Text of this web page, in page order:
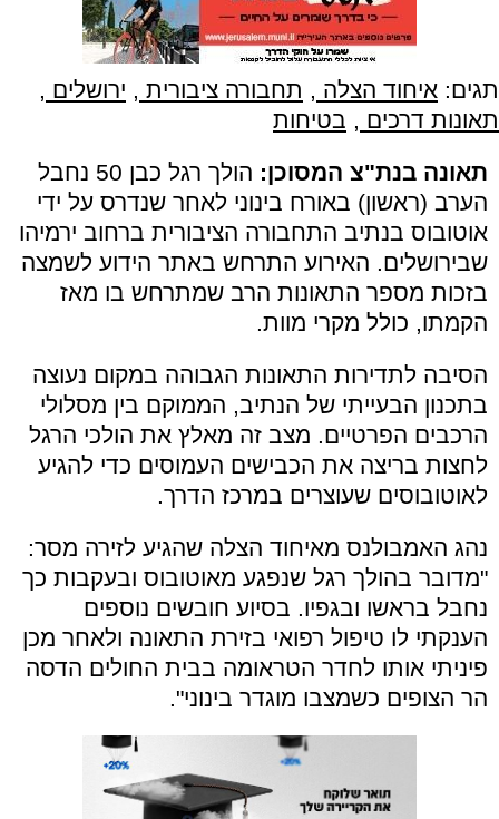
תגים: איחוד הצלה , תחבורה ציבורית , ירושלים ,
תאונות דרכים , בטיחות
תאונה בנת"צ המסוכן:
הולך רגל כבן 50 נחבל
הערב (ראשון) באורח בינוני לאחר שנדרס על ידי
אוטובוס בנתיב התחבורה הציבורית ברחוב ירמיהו
שבירושלים. האירוע התרחש באתר הידוע לשמצה
בזכות מספר התאונות הרב שמתרחש בו מאז
הקמתו, כולל מקרי מוות.
הסיבה לתדירות התאונות הגבוהה במקום נעוצה
בתכנון הבעייתי של הנתיב, הממוקם בין מסלולי
הרכבים הפרטיים. מצב זה מאלץ את הולכי הרגל
לחצות בריצה את הכבישים העמוסים כדי להגיע
לאוטובוסים שעוצרים במרכז הדרך.
נהג האמבולנס מאיחוד הצלה שהגיע לזירה מסר:
"מדובר בהולך רגל שנפגע מאוטובוס ובעקבות כך
נחבל בראשו ובגפיו. בסיוע חובשים נוספים
הענקתי לו טיפול רפואי בזירת התאונה ולאחר מכן
פיניתי אותו לחדר הטראומה בבית החולים הדסה
הר הצופים כשמצבו מוגדר בינוני".